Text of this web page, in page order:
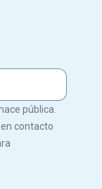
pública.
contacto